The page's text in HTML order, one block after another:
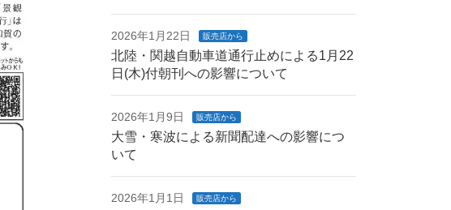
2026年1月22日 販売店から
北陸・関越自動車道通行止めによる1月22
日(木)付朝刊への影響について
2026年1月9日 販売店から
大雪・寒波による新聞配達への影響につ
いて
2026年1月1日 販売店から